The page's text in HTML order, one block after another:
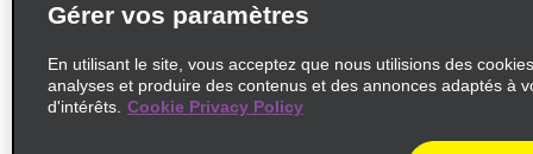
Gérer vos paramètres
En utilisant le site, vous acceptez que nous utilisions des
analyses et produire des contenus et des annonces adaptés à
d'intérêts. Cookie Privacy Policy